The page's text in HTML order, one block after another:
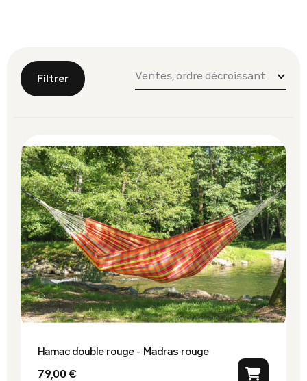
Filtrer Ventes, ordre décroissant
Hamac double rouge - Madras rouge
79,00 €